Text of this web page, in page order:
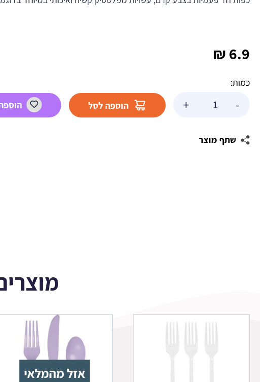
6.9
₪
כמות:
-
של
קרם
+ הוספה לסל
שתף מוצר
אזל מהמלאי